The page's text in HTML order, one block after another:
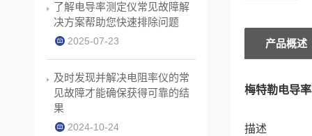
产品概述
梅特勒电导
描述
了解电导率测定仪常见故障解
决方案帮助您快速排除问题
2025-07-23
及时发现并解决电阻率仪的常
见故障才能确保获得可靠的结
果
2024-10-24